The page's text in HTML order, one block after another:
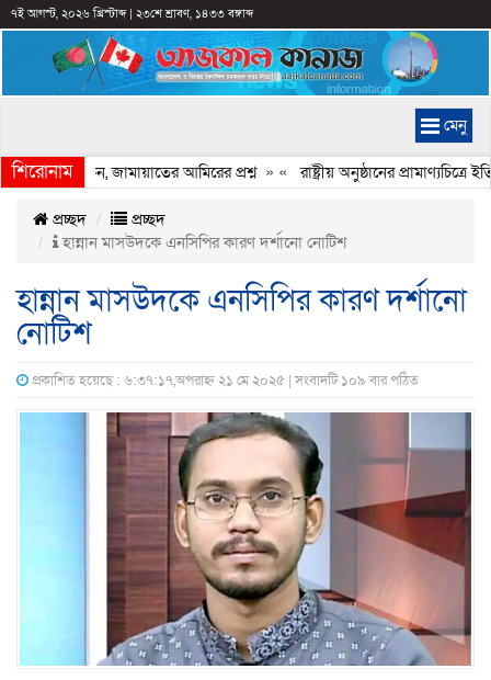
৭ই আগস্ট, ২০২৬ খ্রিস্টাব্দ| ২৩শে শ্রাবণ, ১৪৩৩ বঙ্গাব্দ
মেনু
শিরোনাম
হচ্ছে কেন, জামায়াতের আমিরের প্রশ্ন» « রাষ্ট্রীয় অনুষ্ঠানের প্রামাণ্যচিত্রে
প্রচ্ছদ
প্রচ্ছদ
হান্নান মাসউদকে এনসিপির কারণ দর্শানো নোটিশ
হান্নান মাসউদকে এনসিপির কারণ দর্শানো
নোটিশ
প্রকাশিত হয়েছে : ৬:৩৭:১৭,অপরাহ্ন ২১ মে ২০২৫ | সংবাদটি ১০৯ বার পঠিত